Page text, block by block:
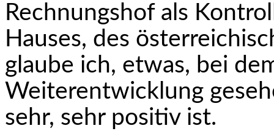
Rechnungshof als
Hauses, des
glaube ich, etwas, bei
Weiterentwicklung
sehr, sehr positiv ist.